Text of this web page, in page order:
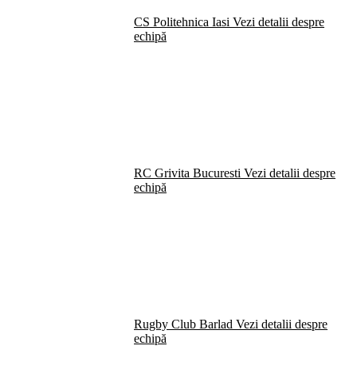
CS Politehnica Iasi Vezi detalii despre
echipă
RC Grivita Bucuresti Vezi detalii despre
echipă
Rugby Club Barlad Vezi detalii despre
echipă